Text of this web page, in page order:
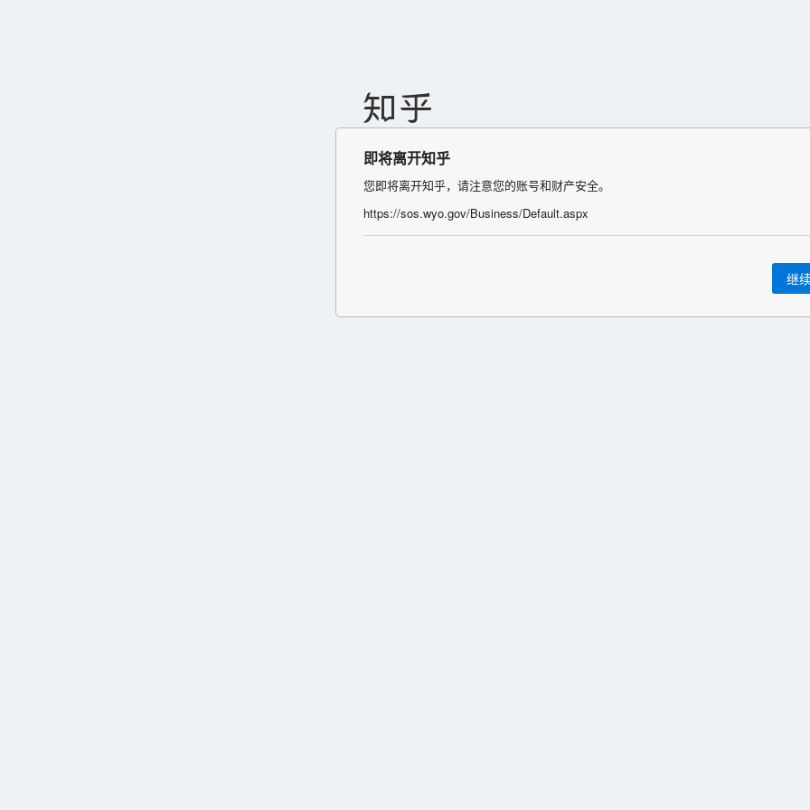
即将离开知乎
您即将离开知乎，请注意您的账号和财产安全。
https://sos.wyo.gov/Business/Default.aspx
继